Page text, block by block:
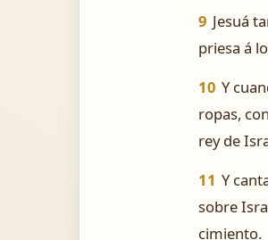
9 Jesuá
priesa á
10 Y
ropas,
rey de
11 Y
sobre
cimiento.